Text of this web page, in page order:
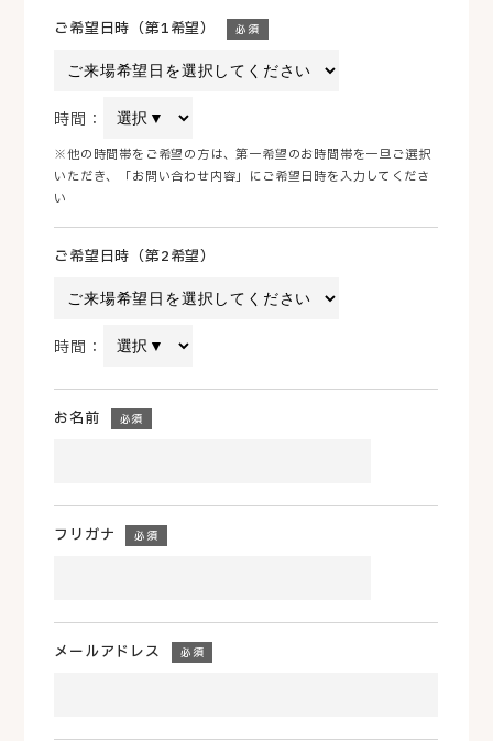
ご希望日時（第1希望） 必須
時間：
※他の時間帯をご希望の方は、第一希望のお時間帯を一旦ご選択
いただき、「お問い合わせ内容」にご希望日時を入力してくださ
い
ご希望日時（第2希望）
時間：
お名前 必須
フリガナ 必須
メールアドレス 必須